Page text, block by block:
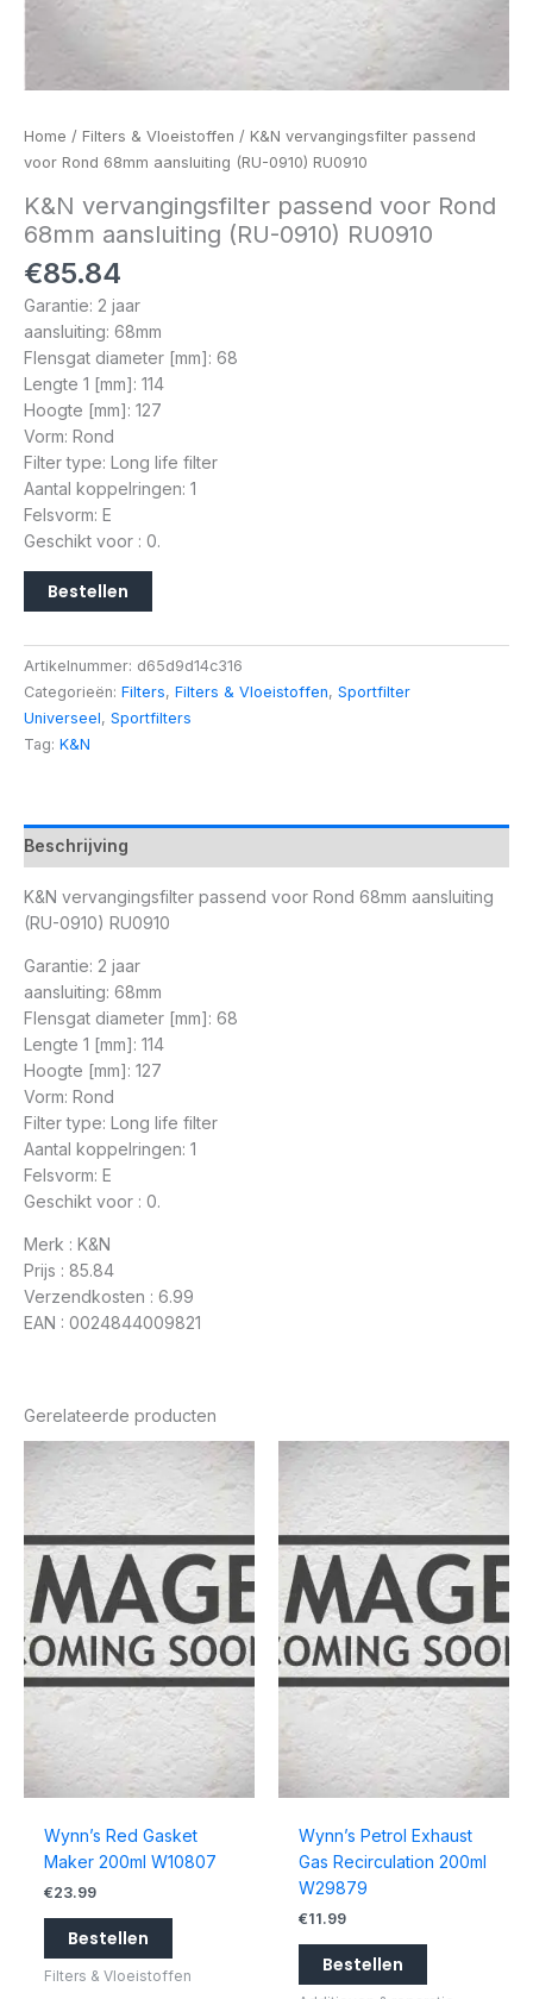
Home / Filters & Vloeistoffen / K&N vervangingsfilter passend
voor Rond 68mm aansluiting (RU-0910) RU0910
K&N vervangingsfilter passend voor Rond
68mm aansluiting (RU-0910) RU0910
€85.84
Garantie: 2 jaar
aansluiting: 68mm
Flensgat diameter [mm]: 68
Lengte 1 [mm]: 114
Hoogte [mm]: 127
Vorm: Rond
Filter type: Long life filter
Aantal koppelringen: 1
Felsvorm: E
Geschikt voor : 0.
Bestellen
Artikelnummer: d65d9d14c316
Categorieën: Filters, Filters & Vloeistoffen, Sportfilter
Universeel, Sportfilters
Tag: K&N
Beschrijving
K&N vervangingsfilter passend voor Rond 68mm aansluiting
(RU-0910) RU0910
Garantie: 2 jaar
aansluiting: 68mm
Flensgat diameter [mm]: 68
Lengte 1 [mm]: 114
Hoogte [mm]: 127
Vorm: Rond
Filter type: Long life filter
Aantal koppelringen: 1
Felsvorm: E
Geschikt voor : 0.
Merk : K&N
Prijs : 85.84
Verzendkosten : 6.99
EAN : 0024844009821
Gerelateerde producten
Wynn’s Red Gasket
Maker 200ml W10807
€23.99
Bestellen
Filters & Vloeistoffen
Wynn’s Petrol Exhaust
Gas Recirculation 200ml
W29879
€11.99
Bestellen